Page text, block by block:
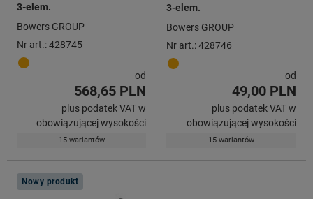
3-elem.
Bowers GROUP
Nr art.: 428745
od
568,65 PLN
plus podatek VAT w
obowiązującej wysokości
15 wariantów
3-elem.
Bowers GROUP
Nr art.: 428746
od
49,00 PLN
plus podatek VAT w
obowiązującej wysokości
15 wariantów
Nowy produkt